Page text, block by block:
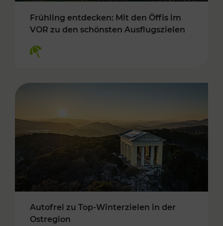
Frühling entdecken: Mit den Öffis im
VOR zu den schönsten Ausflugszielen
Autofrei zu Top-Winterzielen in der
Ostregion